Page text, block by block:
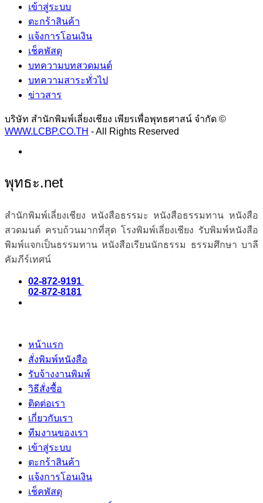
เข้าสู่ระบบ
ตะกร้าสินค้า
แจ้งการโอนเงิน
เช็คพัสดุ
บทความบทสวดมนต์
บทความสาระทั่วไป
ข่าวสาร
บริษัท สำนักพิมพ์เลี่ยงเชียง เพียรเพื่อพุทธศาสน์ จำกัด ©
WWW.LCBP.CO.TH - All Rights Reserved
พุทธะ.net
สำนักพิมพ์เลี่ยงเชียง หนังสือธรรมะ หนังสือธรรมทาน หนังสือ
สวดมนต์ ครบถ้วนมากที่สุด โรงพิมพ์เลี่ยงเชียง รับพิมพ์หนังสือ
พิมพ์แจกเป็นธรรมทาน หนังสือเรียนนักธรรม ธรรมศึกษา บาลี
คัมภีร์เทศน์
02-872-9191
02-872-8181
หน้าแรก
สั่งพิมพ์หนังสือ
รับจ้างงานพิมพ์
วิธีสั่งซื้อ
ติดต่อเรา
เกี่ยวกับเรา
ทีมงานของเรา
เข้าสู่ระบบ
ตะกร้าสินค้า
แจ้งการโอนเงิน
เช็คพัสดุ